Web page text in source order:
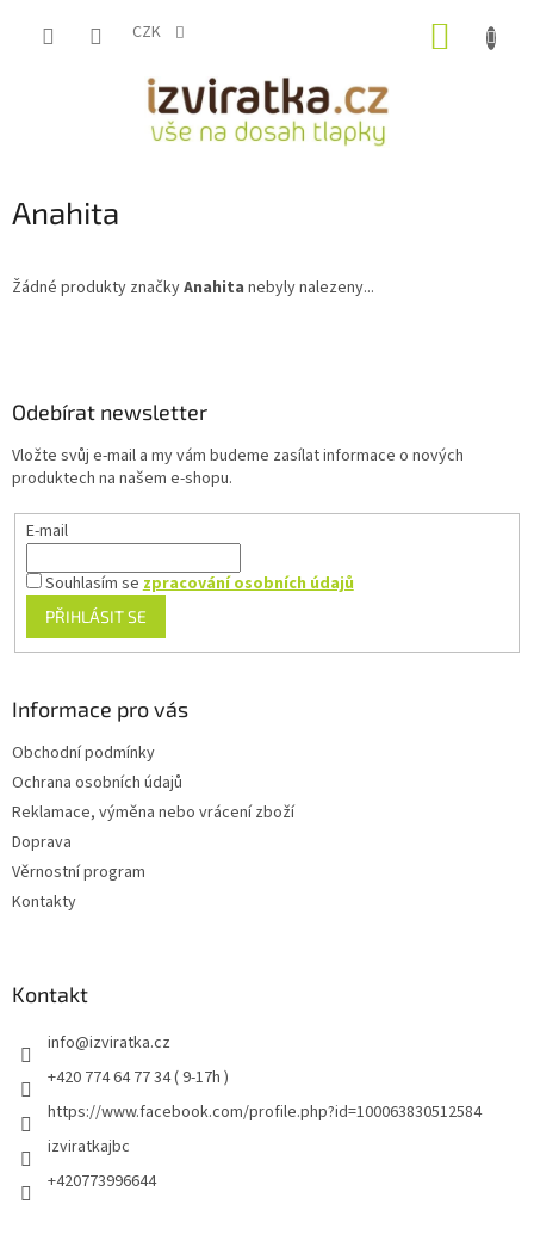
CZK
Anahita
Žádné produkty značkyAnahita nebyly nalezeny...
Odebírat newsletter
Vložte svůj e-mail a my vám budeme zasílat informace o nových
produktech na našem e-shopu.
E-mail
Souhlasím sezpracování osobních údajů
PŘIHLÁSIT SE
Informace pro vás
Obchodní podmínky
Ochrana osobních údajů
Reklamace, výměna nebo vrácení zboží
Doprava
Věrnostní program
Kontakty
Kontakt
info@izviratka.cz
+420 774 64 77 34 ( 9-17h )
https://www.facebook.com/profile.php?id=100063830512584
izviratkajbc
+420773996644